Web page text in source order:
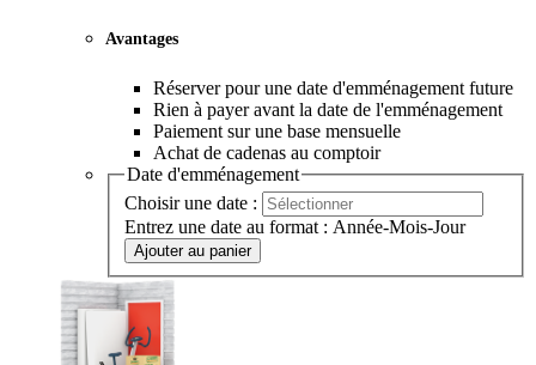
Avantages
Réserver pour une date d'emménagement future
Rien à payer avant la date de l'emménagement
Paiement sur une base mensuelle
Achat de cadenas au comptoir
Date d'emménagement
Choisir une date :
Entrez une date au format : Année-Mois-Jour
Ajouter au panier